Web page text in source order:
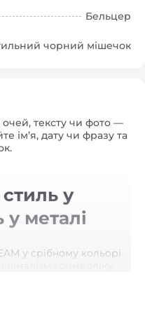
Бельцер
чорний мішечок
тексту чи фото —
ім’я, дату чи фразу та
у
у металі
у срібному кольорі